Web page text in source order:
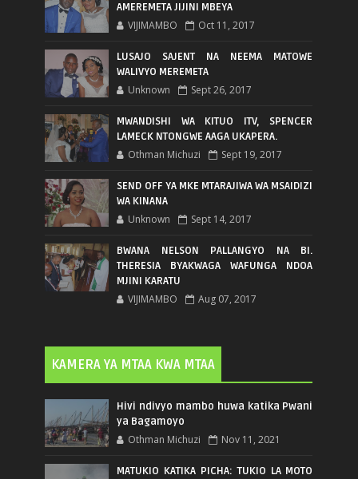
AMEREMETA JIJINI MBEYA
VIJIMAMBO Oct 11, 2017
LUSAJO SAJENT NA NEEMA MATOWE
WALIVYO MEREMETA
Unknown Sept 26, 2017
MWANDISHI WA KITUO ITV, SPENCER
LAMECK NTONGWE AAGA UKAPERA.
Othman Michuzi Sept 19, 2017
SEND OFF YA MKE MTARAJIWA WA MSAIDIZI
WA KINANA
Unknown Sept 14, 2017
BWANA NELSON PALLANGYO NA BI.
THERESIA BYAKWAGA WAFUNGA NDOA
MJINI KARATU
VIJIMAMBO Aug 07, 2017
KAMERA YA MTAA KWA MTAA
Hivi ndivyo mambo huwa katika Pwani
ya Bagamoyo
Othman Michuzi Nov 11, 2021
MATUKIO KATIKA PICHA: TUKIO LA MOTO